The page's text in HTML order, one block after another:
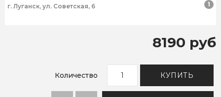
г. Луганск, ул. Советская, 6 1
8190 руб
Количество КУПИТЬ